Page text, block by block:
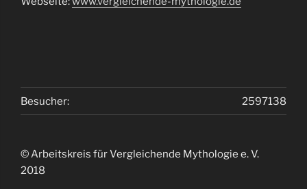
2597138
Besucher:
© Arbeitskreis für Vergleichende Mythologie e. V.
2018